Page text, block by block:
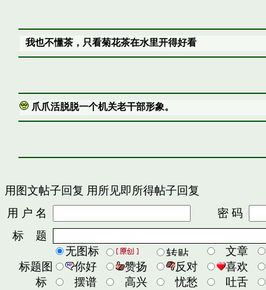
我也不懂茶，只看菊花茶在水里开得好看
爪爪活脱脱一个机关老干部形象。
用图文帖子回复 用所见即所得帖子回复
用 户 名
密 码
标 题
标题图
标
无图标
文章
你好
赞扬 反对
喜欢
摆谱
高兴 忧愁
吐舌